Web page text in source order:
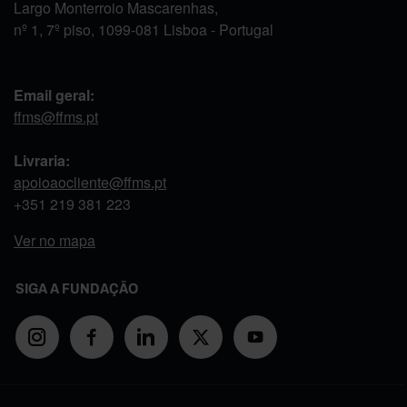
Largo Monterroio Mascarenhas,
nº 1, 7º piso, 1099-081 Lisboa - Portugal
Email geral:
ffms@ffms.pt
Livraria:
apoioaocliente@ffms.pt
+351 219 381 223
Ver no mapa
SIGA A FUNDAÇÃO